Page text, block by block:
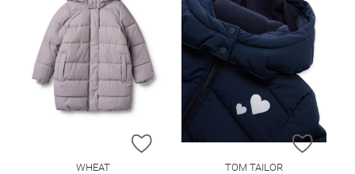
ZUR WUNSCHLISTE HINZUFÜGEN
WHEAT
ZUR
TOM TAILOR